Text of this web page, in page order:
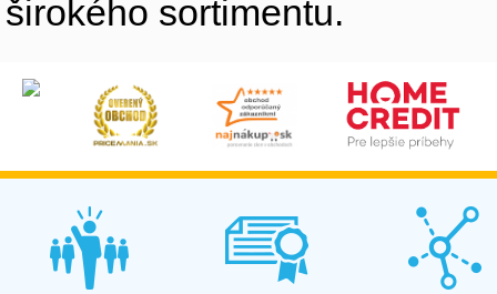
širokého sortimentu.